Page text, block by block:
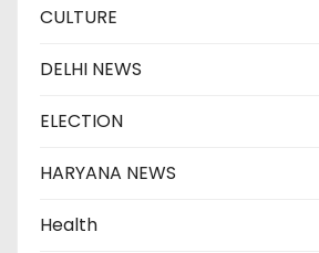
CULTURE
DELHI NEWS
ELECTION
HARYANA NEWS
Health